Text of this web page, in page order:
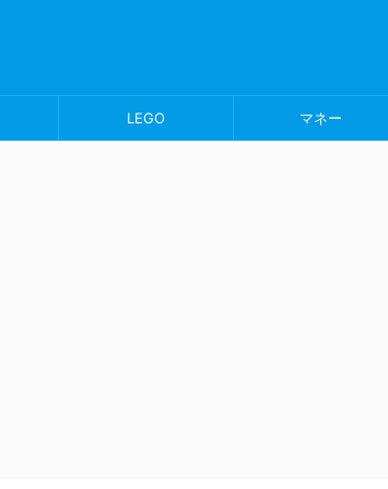
LEGO マネー